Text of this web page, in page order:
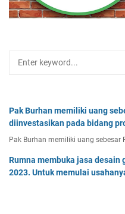
Pak Burhan memiliki uang
diinvestasikan pada bidang
Pak Burhan memiliki uang sebesar
Rumna membuka jasa desain
2023. Untuk memulai